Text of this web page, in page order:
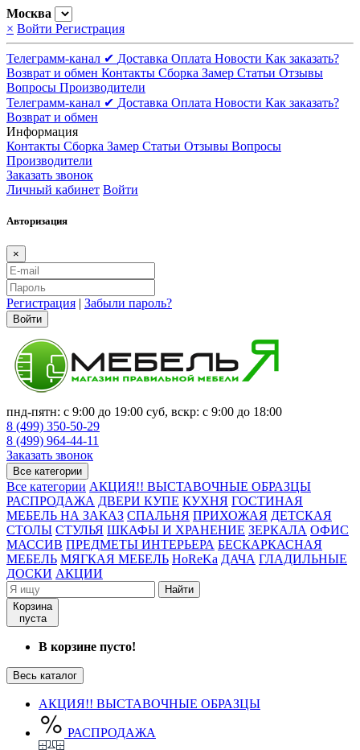
Москва
× Войти Регистрация
Телеграмм-канал ✔ Доставка Оплата Новости Как заказать?
Возврат и обмен Контакты Сборка Замер Статьи Отзывы
Вопросы Производители
Телеграмм-канал ✔ Доставка Оплата Новости Как заказать?
Возврат и обмен
Информация
Контакты Сборка Замер Статьи Отзывы Вопросы
Производители
Заказать звонок
Личный кабинет Войти
Авторизация
×
Регистрация | Забыли пароль?
Войти
пнд-пятн: с 9:00 до 19:00 суб, вскр: с 9:00 до 18:00
8 (499) 350-50-29
8 (499) 964-44-11
Заказать звонок
Все категории
Все категории АКЦИЯ!! ВЫСТАВОЧНЫЕ ОБРАЗЦЫ
РАСПРОДАЖА ДВЕРИ КУПЕ КУХНЯ ГОСТИНАЯ
МЕБЕЛЬ НА ЗАКАЗ СПАЛЬНЯ ПРИХОЖАЯ ДЕТСКАЯ
СТОЛЫ СТУЛЬЯ ШКАФЫ И ХРАНЕНИЕ ЗЕРКАЛА ОФИС
МАССИВ ПРЕДМЕТЫ ИНТЕРЬЕРА БЕСКАРКАСНАЯ
МЕБЕЛЬ МЯГКАЯ МЕБЕЛЬ HoReKa ДАЧА ГЛАДИЛЬНЫЕ
ДОСКИ АКЦИИ
Найти
Корзина
пуста
В корзине пусто!
Весь каталог
АКЦИЯ!! ВЫСТАВОЧНЫЕ ОБРАЗЦЫ
РАСПРОДАЖА